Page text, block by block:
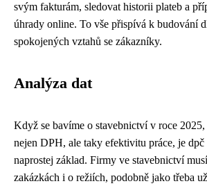
svým fakturám, sledovat historii plateb a
úhrady online. To vše přispívá k budování
spokojených vztahů se zákazníky.
Analýza dat
Když se bavíme o stavebnictví v roce
nejen DPH, ale taky efektivitu práce, je
naprostej základ. Firmy ve stavebnictví
zakázkách i o režiích, podobně jako třeba